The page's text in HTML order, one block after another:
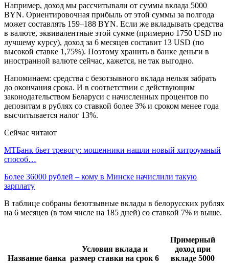
Например, доход мы рассчитывали от суммы вклада 5000
BYN. Ориентировочная прибыль от этой суммы за полгода
может составлять 159–188 BYN. Если же вкладывать средства
в валюте, эквивалентные этой сумме (примерно 1750 USD по
лучшему курсу), доход за 6 месяцев составит 13 USD (по
высокой ставке 1,75%). Поэтому хранить в банке деньги в
иностранной валюте сейчас, кажется, не так выгодно.
Напоминаем: средства с безотзывного вклада нельзя забрать
до окончания срока. И в соответствии с действующим
законодательством Беларуси с начисленных процентов по
депозитам в рублях со ставкой более 3% и сроком менее года
высчитывается налог 13%.
Сейчас читают
МТБанк бьет тревогу: мошенники нашли новый хитроумный
способ…
Более 36000 рублей – кому в Минске начислили такую
зарплату
В таблице собраны безотзывные вклады в белорусских рублях
на 6 месяцев (в том числе на 185 дней) со ставкой 7% и выше.
Название банка
Условия вклада и
размер ставки на срок 6
Примерный
доход при
вкладе 5000